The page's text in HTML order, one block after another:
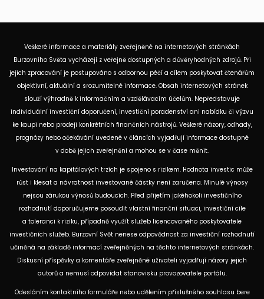
Veškeré informace a materiály zveřejněné na internetových stránkách
Burzovního Světa vycházejí z veřejně dostupných a důvěryhodných zdrojů. Při
jejich zpracování je postupováno s odbornou péčí a cílem poskytovat čtenářům
objektivní, aktuální a srozumitelné informace. Obsah internetových stránek
slouží výhradně k informačním a vzdělávacím účelům. Nepředstavuje
individuální investiční doporučení, investiční poradenství ani nabídku či výzvu
ke koupi nebo prodeji konkrétních finančních nástrojů. Veškeré názory, odhady,
prognózy nebo očekávání uvedené v článcích vyjadřují informace dostupné
v době jejich zveřejnění a mohou se v čase měnit.
Investování na kapitálových trzích je spojeno s rizikem. Hodnota investic může
růst i klesat a návratnost investované částky není zaručena. Minulé výnosy
nejsou zárukou výnosů budoucích. Před přijetím jakéhokoli investičního
rozhodnutí doporučujeme posoudit vlastní finanční situaci, investiční cíle
a toleranci k riziku, případně využít služeb licencovaného poskytovatele
investičních služeb. Burzovní Svět nenese odpovědnost za investiční rozhodnutí
učiněná na základě informací zveřejněných na těchto internetových stránkách.
Diskusní příspěvky a komentáře zveřejněné uživateli vyjadřují názory jejich
autorů a nemusí odpovídat stanovisku provozovatele portálu.
Odesláním kontaktního formuláře nebo udělením příslušného souhlasu bere